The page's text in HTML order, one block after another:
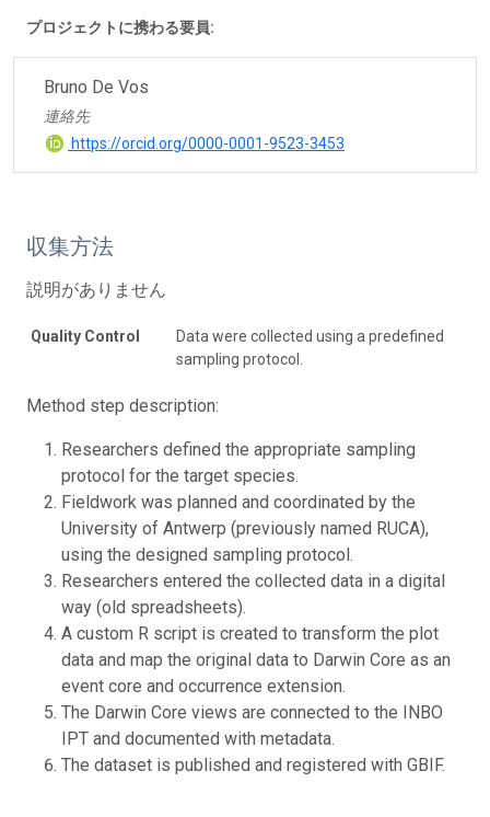
プロジェクトに携わる要員:
Bruno De Vos
連絡先
https://orcid.org/0000-0001-9523-3453
収集方法
説明がありません
Quality Control
Data were collected using a predefined
sampling protocol.
Method step description:
Researchers defined the appropriate sampling
protocol for the target species.
Fieldwork was planned and coordinated by the
University of Antwerp (previously named RUCA),
using the designed sampling protocol.
Researchers entered the collected data in a digital
way (old spreadsheets).
A custom R script is created to transform the plot
data and map the original data to Darwin Core as an
event core and occurrence extension.
The Darwin Core views are connected to the INBO
IPT and documented with metadata.
The dataset is published and registered with GBIF.